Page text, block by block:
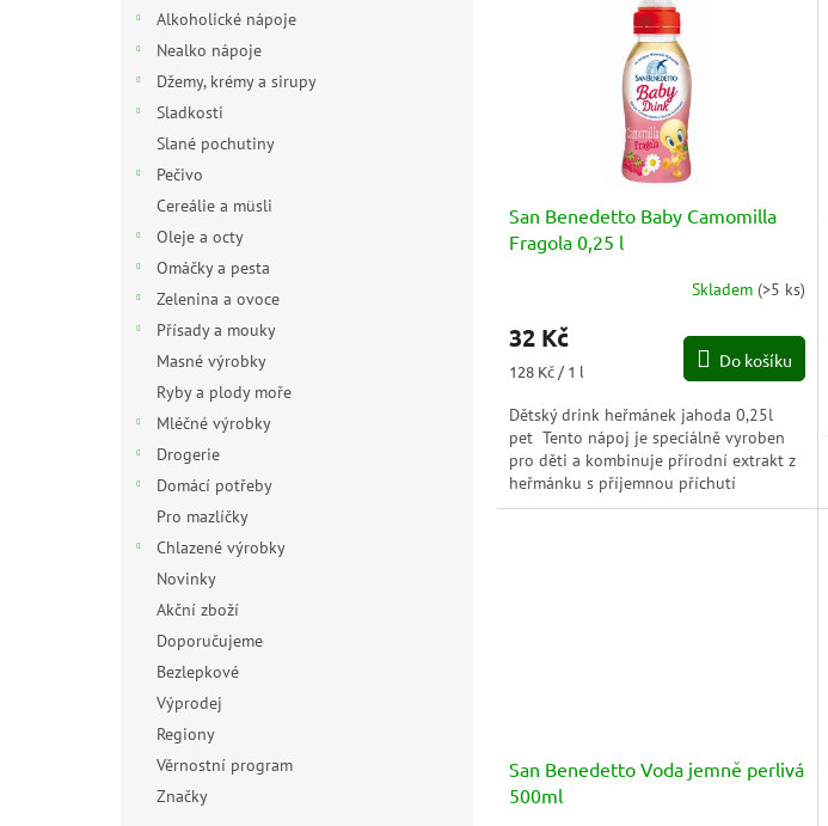
Alkoholické nápoje
Nealko nápoje
Džemy, krémy a sirupy
Sladkosti
Slané pochutiny
Pečivo
Cereálie a müsli
Oleje a octy
Omáčky a pesta
Zelenina a ovoce
Přísady a mouky
Masné výrobky
Ryby a plody moře
Mléčné výrobky
Drogerie
Domácí potřeby
Pro mazlíčky
Chlazené výrobky
Novinky
Akční zboží
Doporučujeme
Bezlepkové
Výprodej
Regiony
Věrnostní program
Značky
San Benedetto Baby Camomilla
Fragola 0,25 l
produktu
5,0
z
hvězdiček.
Skladem (>5 ks)
32 Kč
Měrná
128 Kč / 1 l
Do košíku
Dětský drink heřmánek jahoda 0,25l
pet Tento nápoj je speciálně vyroben
pro děti a kombinuje přírodní extrakt z
heřmánku s příjemnou příchutí
jahod.San...
San Benedetto Voda jemně perlivá
500ml